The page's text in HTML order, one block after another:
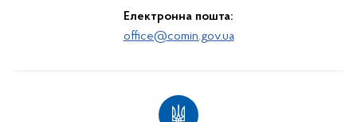
Електронна пошта:
office@comin.gov.ua